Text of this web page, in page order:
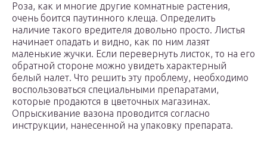
Роза, как и многие другие комнатные растения,
очень боится паутинного клеща. Определить
наличие такого вредителя довольно просто. Листья
начинает опадать и видно, как по ним лазят
маленькие жучки. Если перевернуть листок, то на его
обратной стороне можно увидеть характерный
белый налет. Что решить эту проблему, необходимо
воспользоваться специальными препаратами,
которые продаются в цветочных магазинах.
Опрыскивание вазона проводится согласно
инструкции, нанесенной на упаковку препарата.